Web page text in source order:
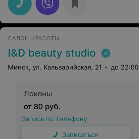
САЛОН КРАСОТЫ
I&D beauty studio
Минск, ул. Кальварийская, 21 до 22:00
Локоны
от 80 руб.
Запись по телефону
Записаться